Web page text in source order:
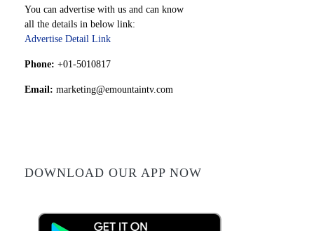
You can advertise with us and can know
all the details in below link:
Advertise Detail Link
Phone: +01-5010817
Email: marketing@emountaintv.com
DOWNLOAD OUR APP NOW